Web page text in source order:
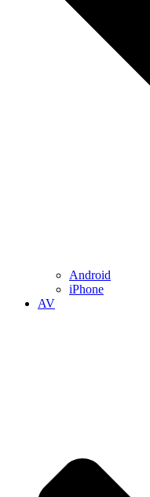
Android
iPhone
AV